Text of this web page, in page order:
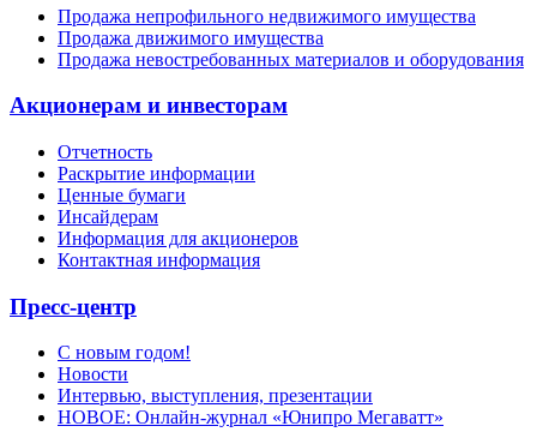
Продажа непрофильного недвижимого имущества
Продажа движимого имущества
Продажа невостребованных материалов и оборудования
Акционерам и инвесторам
Отчетность
Раскрытие информации
Ценные бумаги
Инсайдерам
Информация для акционеров
Контактная информация
Пресс-центр
С новым годом!
Новости
Интервью, выступления, презентации
НОВОЕ: Онлайн-журнал «Юнипро Мегаватт»